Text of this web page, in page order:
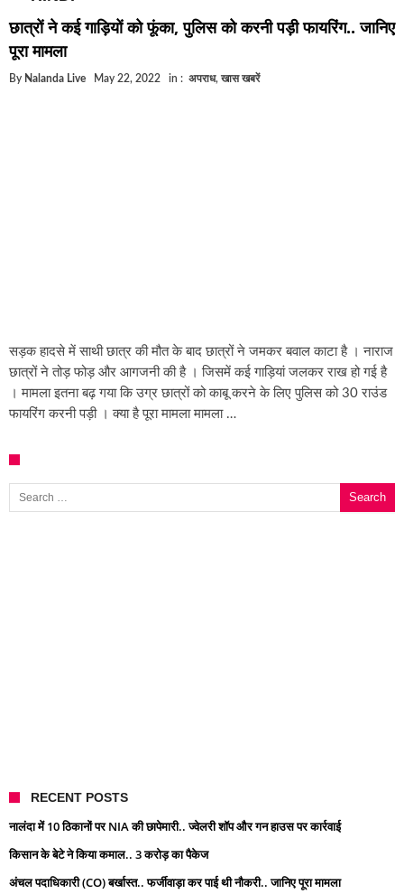
बिहार में एक और सिक्स लेन की मंजूरी.. जानिए किन-किन जिलों से गुजरेगा ?
क्रिकेटर ईशान किशन की शादी फिक्स, गर्लफ्रेंड से होगी शादी.. ईशान के
छात्रों ने कई गाड़ियों को फूंका, पुलिस को करनी पड़ी फायरिंग.. जानिए
पूरा मामला
By Nalanda Live May 22, 2022 in : अपराध, खास खबरें
सड़क हादसे में साथी छात्र की मौत के बाद छात्रों ने जमकर बवाल काटा है । नाराज
छात्रों ने तोड़ फोड़ और आगजनी की है । जिसमें कई गाड़ियां जलकर राख हो गई है
। मामला इतना बढ़ गया कि उग्र छात्रों को काबू करने के लिए पुलिस को 30 राउंड
फायरिंग करनी पड़ी । क्या है पूरा मामला मामला …
Search for:
RECENT POSTS
नालंदा में 10 ठिकानों पर NIA की छापेमारी.. ज्वेलरी शॉप और गन हाउस पर कार्रवाई
किसान के बेटे ने किया कमाल.. 3 करोड़ का पैकेज
अंचल पदाधिकारी (CO) बर्खास्त.. फर्जीवाड़ा कर पाई थी नौकरी.. जानिए पूरा मामला